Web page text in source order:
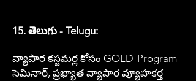
15. తెలుగు - Telugu:
వ్యాపార కస్టమర్ల కోసం GOLD-Program
సెమినార్, ప్రఖ్యాత వ్యాపార వ్యూహకర్త